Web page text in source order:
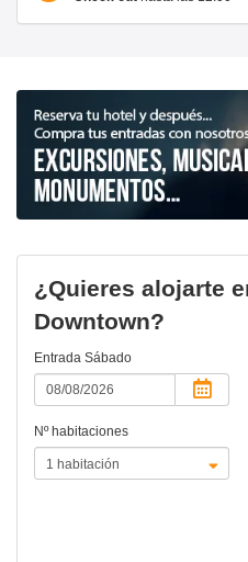
¿Quieres alojarte
Downtown?
Entrada Sábado
Nº habitaciones